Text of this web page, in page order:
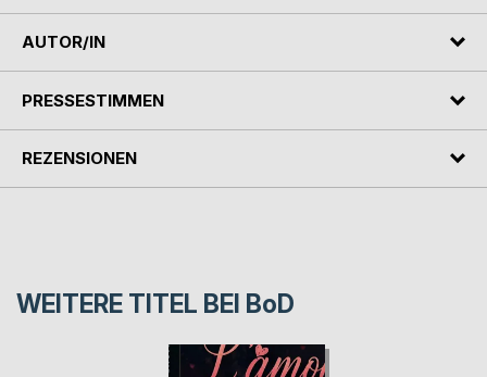
AUTOR/IN
PRESSESTIMMEN
REZENSIONEN
WEITERE TITEL BEI BoD